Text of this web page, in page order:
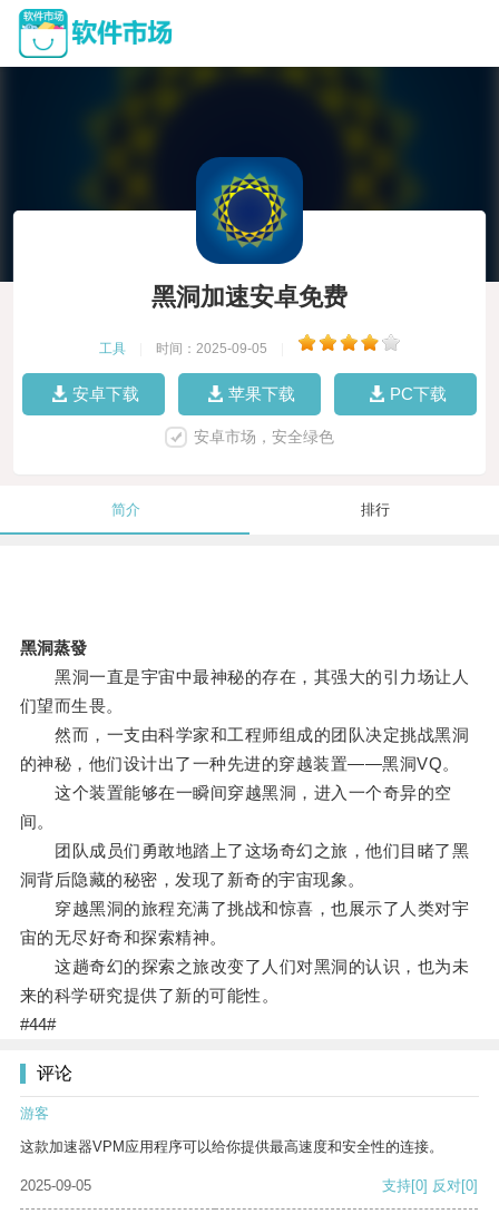
黑洞加速安卓免费
工具 时间：2025-09-05
安卓下载 苹果下载 PC下载
安卓市场，安全绿色
简介 排行
黑洞蒸發
黑洞一直是宇宙中最神秘的存在，其强大的引力场让人
们望而生畏。
然而，一支由科学家和工程师组成的团队决定挑战黑洞
的神秘，他们设计出了一种先进的穿越装置——黑洞VQ。
这个装置能够在一瞬间穿越黑洞，进入一个奇异的空
间。
团队成员们勇敢地踏上了这场奇幻之旅，他们目睹了黑
洞背后隐藏的秘密，发现了新奇的宇宙现象。
穿越黑洞的旅程充满了挑战和惊喜，也展示了人类对宇
宙的无尽好奇和探索精神。
这趟奇幻的探索之旅改变了人们对黑洞的认识，也为未
来的科学研究提供了新的可能性。
#44#
评论
游客
这款加速器VPM应用程序可以给你提供最高速度和安全性的连接。
2025-09-05 支持[0] 反对[0]